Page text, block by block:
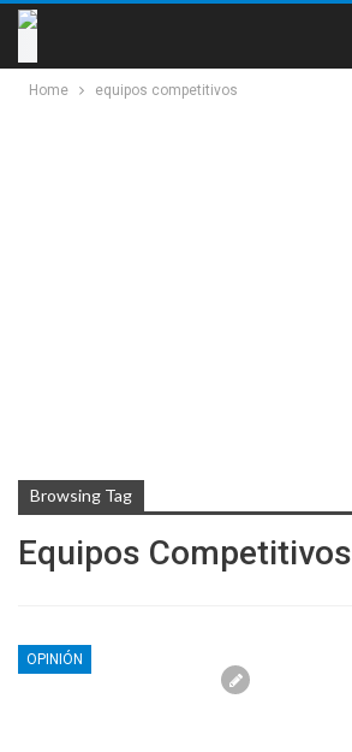
Home equipos competitivos
Browsing Tag
Equipos Competitivos
OPINIÓN